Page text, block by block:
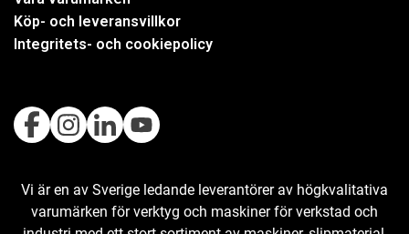
Köp- och leveransvillkor
Integritets- och cookiepolicy
Vi är en av Sverige ledande leverantörer av högkvalitativa
varumärken för verktyg och maskiner för verkstad och